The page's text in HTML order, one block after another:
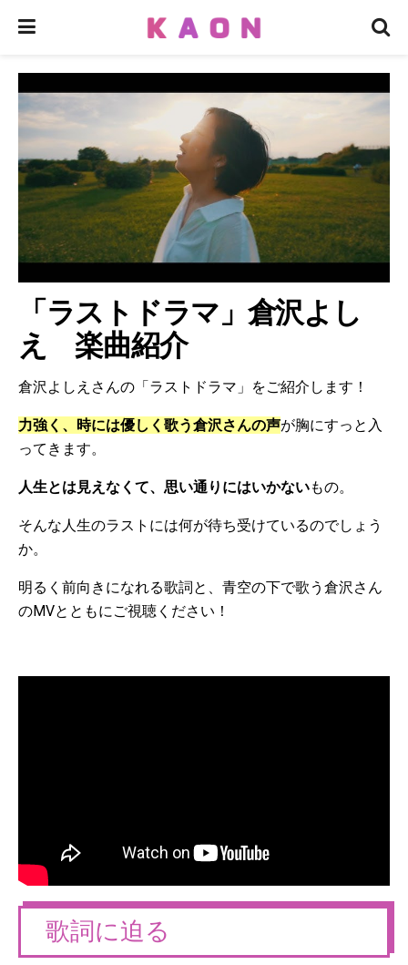
「ラストドラマ」倉沢よし
え 楽曲紹介
倉沢よしえさんの「ラストドラマ」をご紹介します！
力強く、時には優しく歌う倉沢さんの声が胸にすっと入
ってきます。
人生とは見えなくて、思い通りにはいかないもの。
そんな人生のラストには何が待ち受けているのでしょう
か。
明るく前向きになれる歌詞と、青空の下で歌う倉沢さん
のMVとともにご視聴ください！
歌詞に迫る